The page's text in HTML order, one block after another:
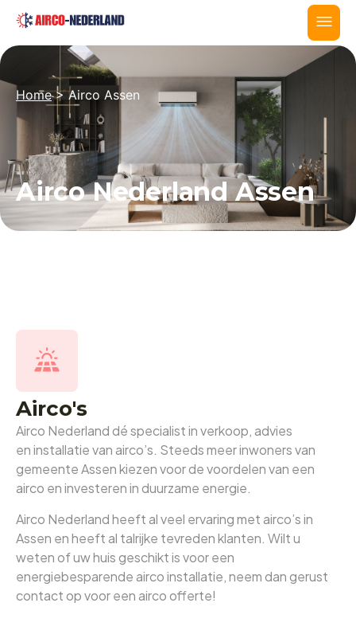
Home>Airco Assen
Airco Nederland Assen
Airco's
Airco Nederland dé specialist in verkoop, advies
en installatie van airco’s. Steeds meer inwoners van
gemeente Assen kiezen voor de voordelen van een
airco en investeren in duurzame energie.
Airco Nederland heeft al veel ervaring met airco’s in
Assen en heeft al talrijke tevreden klanten. Wilt u
weten of uw huis geschikt is voor een
energiebesparende airco installatie, neem dan gerust
contact op voor een airco offerte!